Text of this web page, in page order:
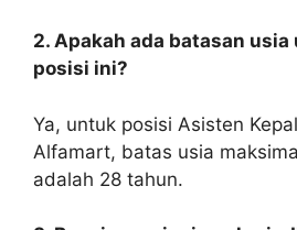
2. Apakah ada batasan
posisi ini?
Ya, untuk posisi Asisten
Alfamart, batas usia
adalah 28 tahun.